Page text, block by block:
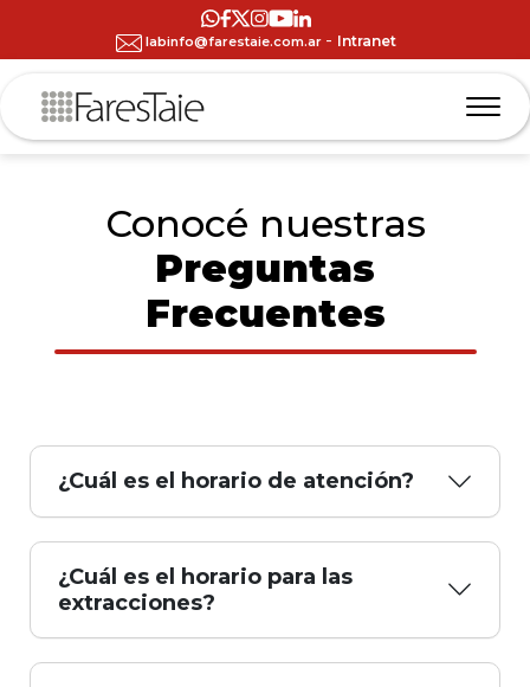
labinfo@farestaie.com.ar - Intranet
Conocé nuestras
Preguntas
Frecuentes
¿Cuál es el horario de atención?
¿Cuál es el horario para las
extracciones?